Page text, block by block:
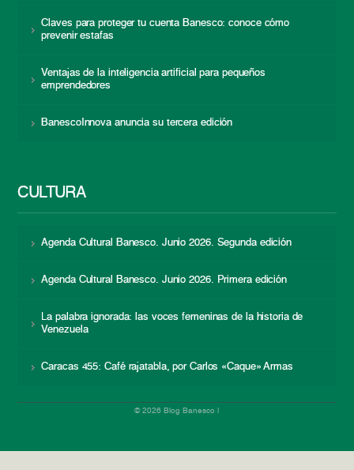
Claves para proteger tu cuenta Banesco: conoce cómo
prevenir estafas
Ventajas de la inteligencia artificial para pequeños
emprendedores
BanescoInnova anuncia su tercera edición
CULTURA
Agenda Cultural Banesco. Junio 2026. Segunda edición
Agenda Cultural Banesco. Junio 2026. Primera edición
La palabra ignorada: las voces femeninas de la historia de
Venezuela
Caracas 455: Café rajatabla, por Carlos «Caque» Armas
© 2026 Blog Banesco |